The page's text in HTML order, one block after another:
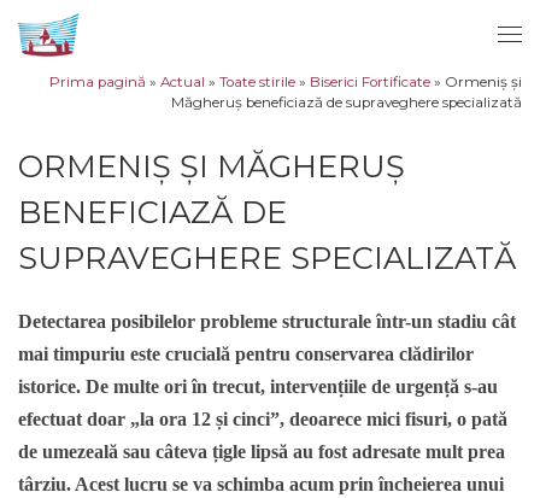
Sari la conținut
Prima pagină » Actual » Toate stirile » Biserici Fortificate » Ormeniș și
Măgheruș beneficiază de supraveghere specializată
ORMENIȘ ȘI MĂGHERUȘ
BENEFICIAZĂ DE
SUPRAVEGHERE SPECIALIZATĂ
Detectarea posibilelor probleme structurale într-un stadiu cât
mai timpuriu este crucială pentru conservarea clădirilor
istorice. De multe ori în trecut, intervențiile de urgență s-au
efectuat doar „la ora 12 și cinci”, deoarece mici fisuri, o pată
de umezeală sau câteva țigle lipsă au fost adresate mult prea
târziu. Acest lucru se va schimba acum prin încheierea unui